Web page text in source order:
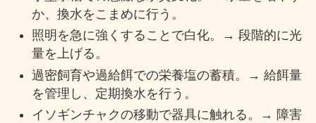
か、換水をこまめに行う。
照明を急に強くすることで白化。→ 段階的に光
量を上げる。
過密飼育や過給餌での栄養塩の蓄積。→ 給餌量
を管理し、定期換水を行う。
イソギンチャクの移動で器具に触れる。→ 障害